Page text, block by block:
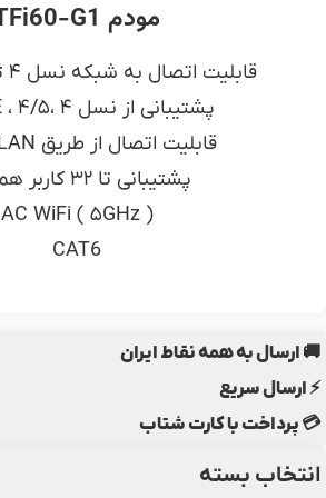
مودم TFi60-G1
قابلیت اتصال به شبکه نسل ۴ ثابت و همراه
پشتیبانی از نسل ۴ ،۴/۵ ، TD-LTE
قابلیت اتصال از طریق LAN و WiFi
پشتیبانی تا ۳۲ کاربر همزمان
AC WiFi ( ۵GHz )
CAT6
🚚 ارسال به همه نقاط ایران
⚡ ارسال سریع
💳 پرداخت با کارت شتاب
انتخاب بسته